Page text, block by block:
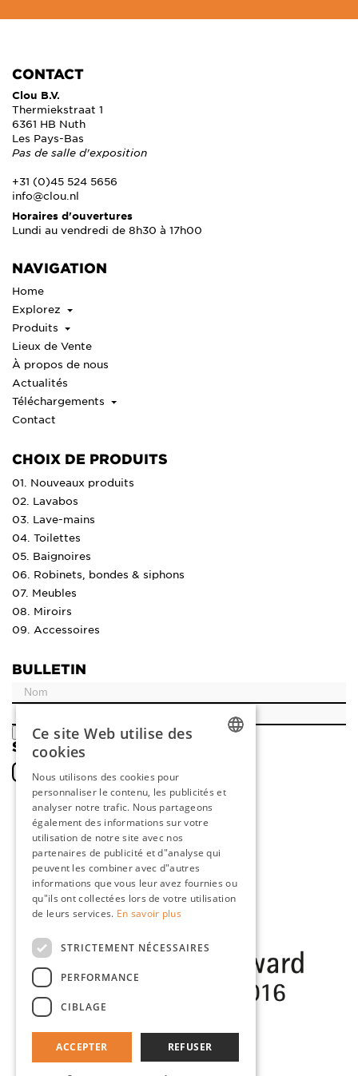
CONTACT
Clou B.V.
Thermiekstraat 1
6361 HB Nuth
Les Pays-Bas
Pas de salle d'exposition
+31 (0)45 524 5656
info@clou.nl
Horaires d'ouvertures
Lundi au vendredi de 8h30 à 17h00
NAVIGATION
Home
Explorez
Produits
Lieux de Vente
À propos de nous
Actualités
Téléchargements
Contact
CHOIX DE PRODUITS
01. Nouveaux produits
02. Lavabos
03. Lave-mains
04. Toilettes
05. Baignoires
06. Robinets, bondes & siphons
07. Meubles
08. Miroirs
09. Accessoires
BULLETIN
ENREGISTRER
SOCIAL
ENGLISH
FRENCH
GERMAN
Ce site Web utilise des
cookies
Nous utilisons des cookies pour
personnaliser le contenu, les publicités et
analyser notre trafic. Nous partageons
également des informations sur votre
utilisation de notre site avec nos
partenaires de publicité et d"analyse qui
peuvent les combiner avec d"autres
informations que vous leur avez fournies ou
qu"ils ont collectées lors de votre utilisation
de leurs services. En savoir plus
STRICTEMENT NÉCESSAIRES
PERFORMANCE
CIBLAGE
ACCEPTER REFUSER